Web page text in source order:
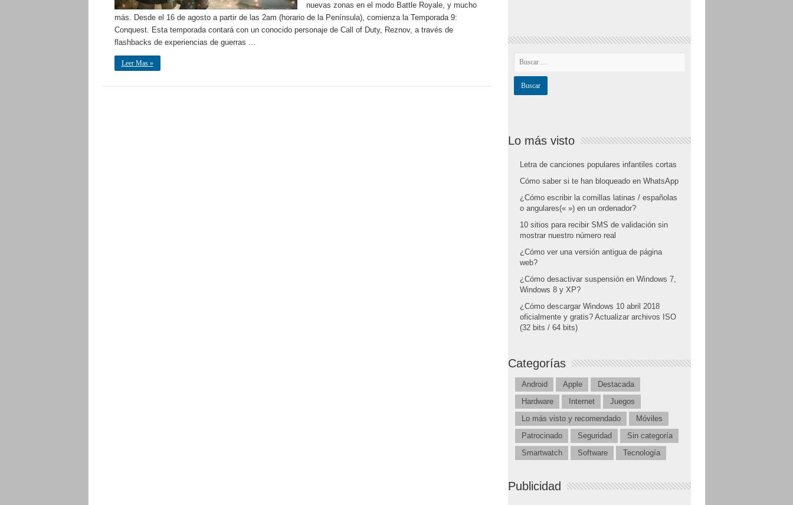
nuevas zonas en el modo Battle Royale, y mucho
más. Desde el 16 de agosto a partir de las 2am (horario de la Península), comienza la Temporada 9:
Conquest. Esta temporada contará con un conocido personaje de Call of Duty, Reznov, a través de
flashbacks de experiencias de guerras …
Leer Mas »
Lo más visto
Letra de canciones populares infantiles cortas
Cómo saber si te han bloqueado en WhatsApp
¿Cómo escribir la comillas latinas / españolas
o angulares(« ») en un ordenador?
10 sitios para recibir SMS de validación sin
mostrar nuestro número real
¿Cómo ver una versión antigua de página
web?
¿Cómo desactivar suspensión en Windows 7,
Windows 8 y XP?
¿Cómo descargar Windows 10 abril 2018
oficialmente y gratis? Actualizar archivos ISO
(32 bits / 64 bits)
Categorías
Android Apple
Destacada
Hardware
Internet
Juegos
Lo más visto y recomendado
Móviles
Patrocinado
Seguridad
Sin categoría
Smartwatch
Software Tecnología
Publicidad